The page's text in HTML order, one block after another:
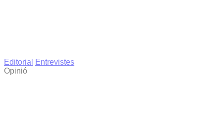
Editorial
Entrevistes
Opinió